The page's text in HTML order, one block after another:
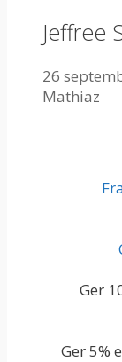
Jeffree
26
Mathiaz
Ger
Ger 5%